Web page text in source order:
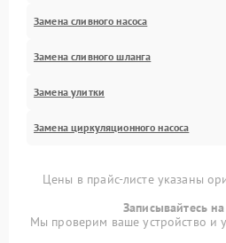
Замена сливного насоса
Замена сливного шланга
Замена улитки
Замена циркуляционного насоса
Цены в прайс-листе указаны
Записывайтесь
Мы проверим ваше устройство и